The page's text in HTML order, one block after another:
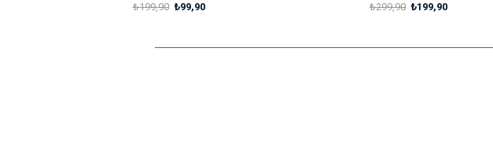
₺99,90
₺199,90
₺199,90
₺299,90